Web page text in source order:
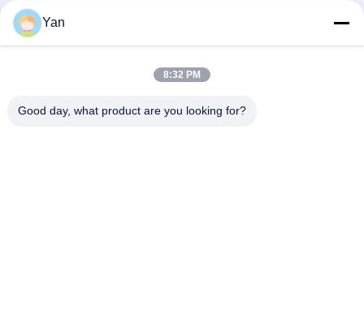
Yan
8:32 PM
Good day, what product are you looking for?